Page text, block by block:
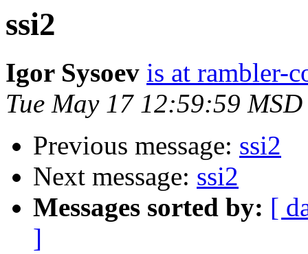
ssi2
Igor Sysoev is at rambler-
Tue May 17 12:59:59
Previous message: ssi2
Next message: ssi2
Messages sorted by: [
]